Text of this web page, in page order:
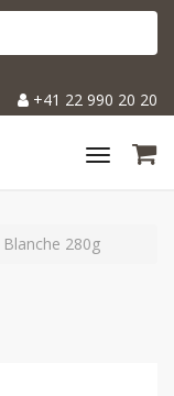
+41 22 990 20 20
Toggle
280g